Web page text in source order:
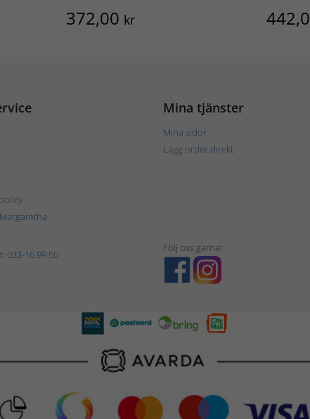
372,00 kr
Mina tjänster
Mina sidor
Lägg order direkt
033-16 99 50
Följ oss gärna!